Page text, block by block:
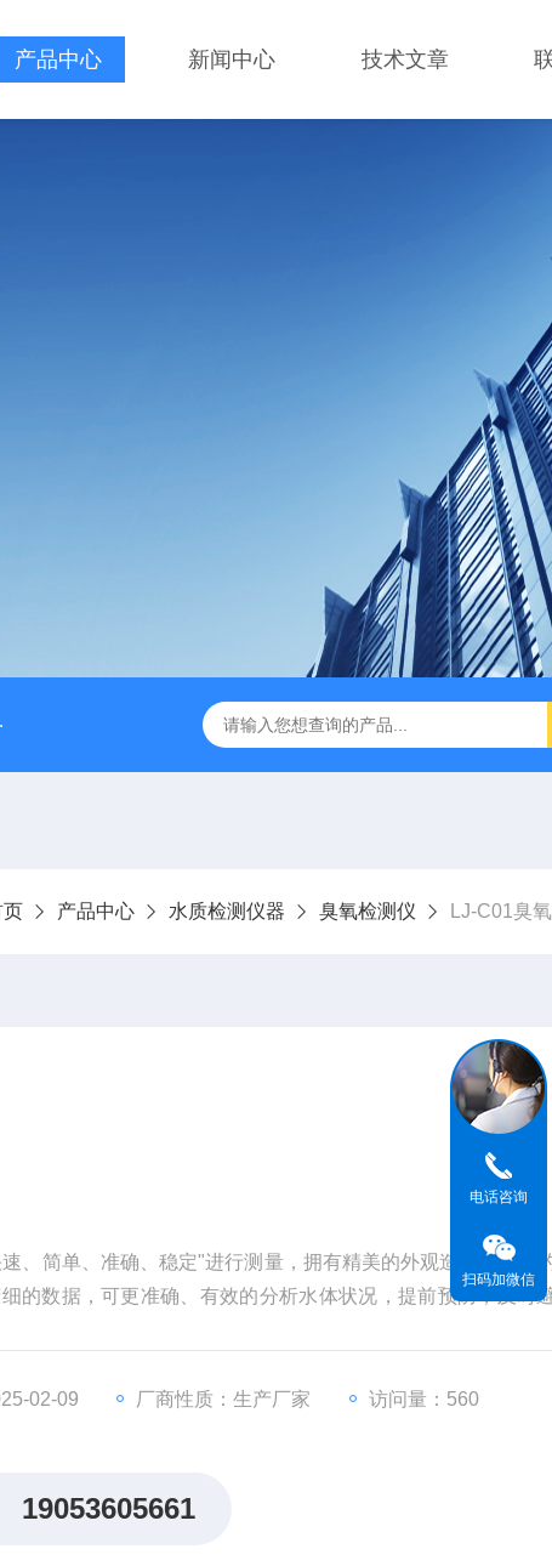
产品中心 新闻中心 技术文章
LJ-HC500水中油浓度分析仪 LJ-S104手持式水质总磷总氮检
页 产品中心 水质检测仪器 臭氧检测仪 LJ-C01臭
、简单、准确、稳定"进行测量，拥有精美的外观造型，简单
的数据，可更准确、有效的分析水体状况，提前预防，及时
02-09 厂商性质：生产厂家 访问量：560
19053605661
电话咨询
扫码加微信